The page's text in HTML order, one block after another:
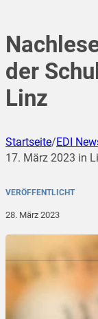
der
Linz
Startseite/EDI
17. März 2023 in
VERÖFFENTLICHT
28. März 2023